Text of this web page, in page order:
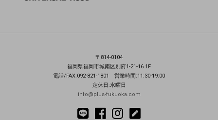
〒814-0104
福岡県福岡市城南区別府1-21-16 1F
電話/FAX:092-821-1801 営業時間:11:30-19:00
定休日:水曜日
info@plus-fukuoka.com